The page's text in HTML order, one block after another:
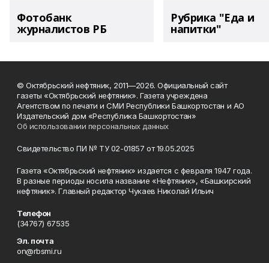
Фотобанк
журналистов РБ
Рубрика "Еда и
напитки"
© Октябрьский нефтяник, 2011—2026. Официальный сайт
газеты «Октябрьский нефтяник». Газета учреждена
Агентством по печати и СМИ Республики Башкортостан и АО
Издательский дом «Республика Башкортостан»
Об использовании персональных данных
Свидетельство ПИ № ТУ 02-01857 от 19.05.2025
Газета «Октябрьский нефтяник» издается с февраля 1947 года.
В разные периоды носила название «Нефтяник», «Башкирский
нефтяник». Главный редактор Чукаев Николай Ильич
Телефон
(34767) 67535
Эл. почта
on@rbsmi.ru